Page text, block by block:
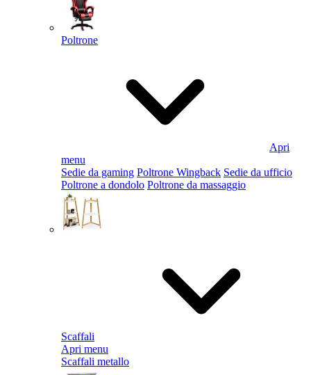
Poltrone
Apri
menu
Sedie da gaming Poltrone Wingback Sedie da ufficio
Poltrone a dondolo Poltrone da massaggio
Scaffali
Apri menu
Scaffali metallo